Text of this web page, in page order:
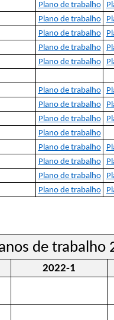
Plano de trabalho
Plano de trabalho
Plano de trabalho
Plano de trabalho
Plano de trabalho
Plano de trabalho
Plano de trabalho
Plano de trabalho
Plano de trabalho
Plano de trabalho
Plano de trabalho
Plano de trabalho
Plano de trabalho
de trabalho
2022-1